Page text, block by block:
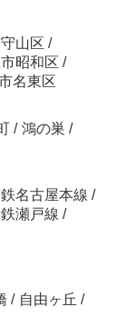
山区 /
昭和区 /
名東区
/ 鴻の巣 /
名古屋本線 /
瀬戸線 /
/ 自由ヶ丘 /